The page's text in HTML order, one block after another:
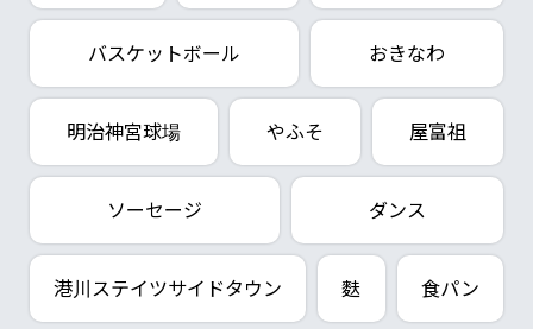
バスケットボール おきなわ
明治神宮球場 やふそ 屋富祖
ソーセージ ダンス
港川ステイツサイドタウン 麩 食パン